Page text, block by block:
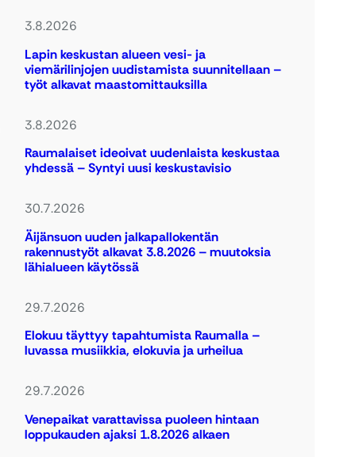
3.8.2026
Lapin keskustan alueen vesi- ja
viemärilinjojen uudistamista suunnitellaan –
työt alkavat maastomittauksilla
3.8.2026
Raumalaiset ideoivat uudenlaista keskustaa
yhdessä – Syntyi uusi keskustavisio
30.7.2026
Äijänsuon uuden jalkapallokentän
rakennustyöt alkavat 3.8.2026 – muutoksia
lähialueen käytössä
29.7.2026
Elokuu täyttyy tapahtumista Raumalla –
luvassa musiikkia, elokuvia ja urheilua
29.7.2026
Venepaikat varattavissa puoleen hintaan
loppukauden ajaksi 1.8.2026 alkaen